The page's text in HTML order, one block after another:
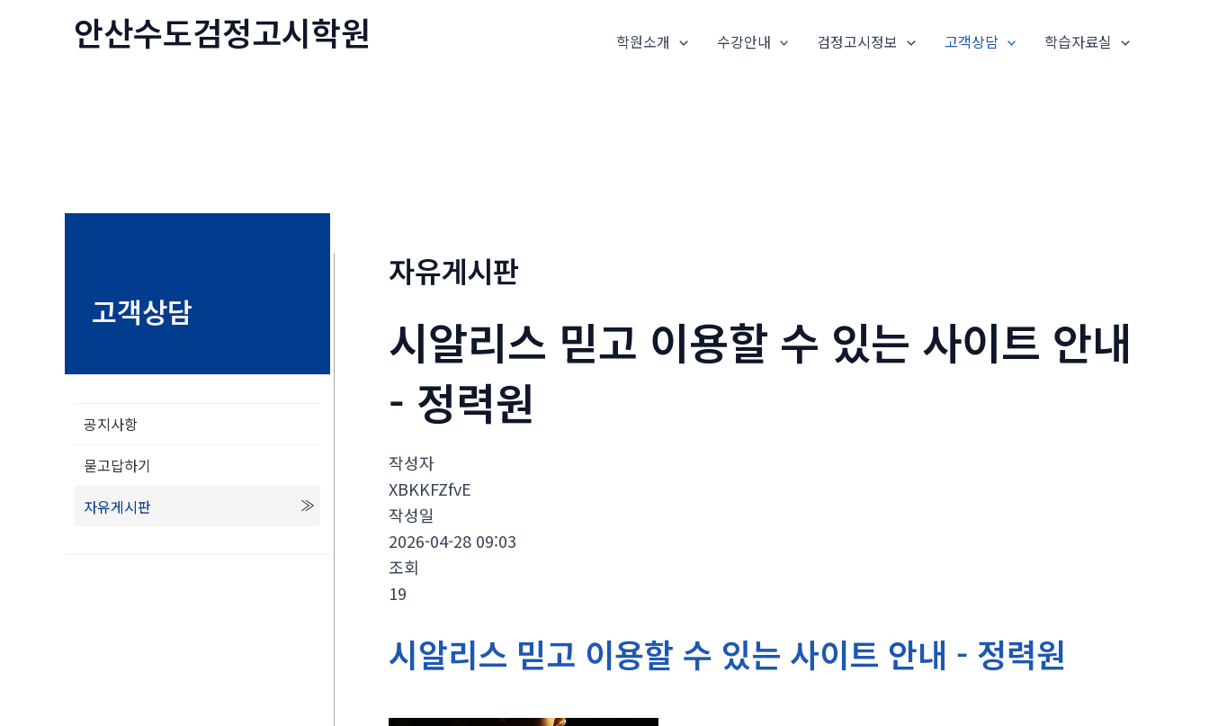
안산수도검정고시학원 학원소개 수강안내 검정고시정보 고객상담 학습자료실
고객상담
공지사항
묻고답하기
자유게시판
자유게시판
시알리스 믿고 이용할 수 있는 사이트 안내
- 정력원
작성자
XBKKFZfvE
작성일
2026-04-28 09:03
조회
19
시알리스 믿고 이용할 수 있는 사이트 안내 - 정력원